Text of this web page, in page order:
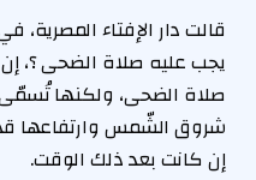
قالت دار الإفتاء
يجب عليه صلاة الضحى ؟،
صلاة الضحى، ولكنها
شروق الشّمس وارتفاعها
إن كانت بعد ذلك الوقت.